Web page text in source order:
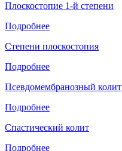
Плоскостопие 1-й степени
Подробнее
Степени плоскостопия
Подробнее
Псевдомембранозный колит
Подробнее
Спастический колит
Подробнее